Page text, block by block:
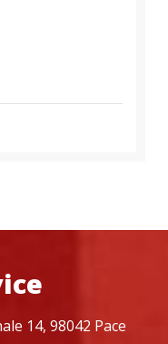
14, 98042 Pace